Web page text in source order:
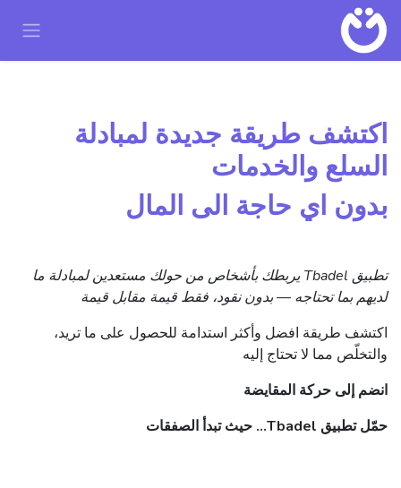
تخطي للذهاب إلى المحتوى
اكتشف طريقة جديدة لمبادلة
السلع والخدمات
بدون اي حاجة الى المال​​​​​​
تطبيق Tbadel يربطك بأشخاص من حولك مستعدين لمبادلة ما
لديهم بما تحتاجه — بدون نقود، فقط قيمة مقابل قيمة
اكتشف طريقة افضل وأكثر استدامة للحصول على ما تريد،
والتخلّص مما لا تحتاج إليه
انضم إلى حركة المقايضة
حمّل تطبيق Tbadel... حيث تبدأ الصفقات